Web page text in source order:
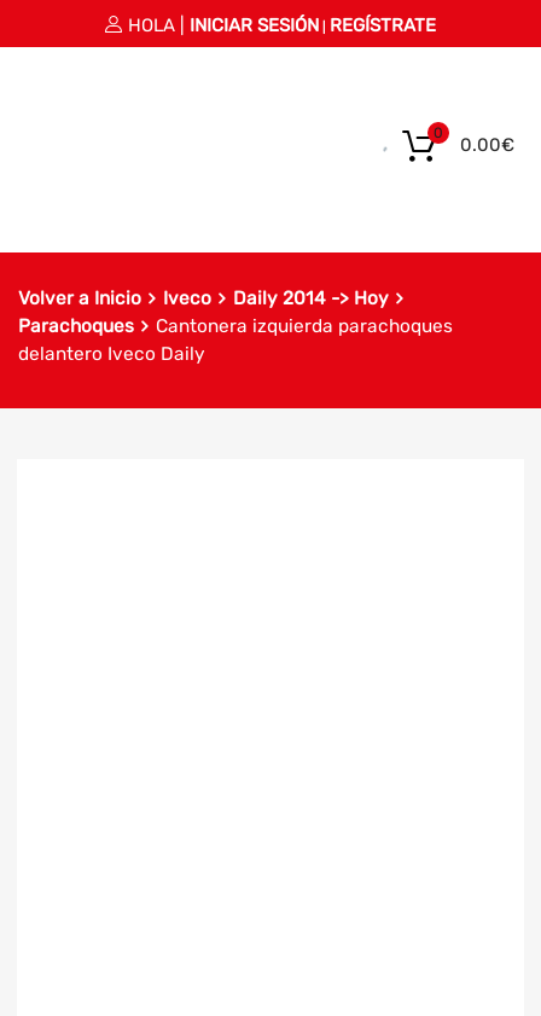
HOLA | INICIAR SESIÓN REGÍSTRATE
0.00€
0
Volver a Inicio Iveco
Daily 2014 -> Hoy
Parachoques
Cantonera izquierda parachoques
delantero Iveco Daily